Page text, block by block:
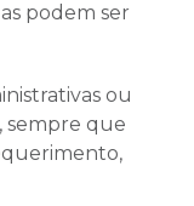
podem ser
ou
sempre que